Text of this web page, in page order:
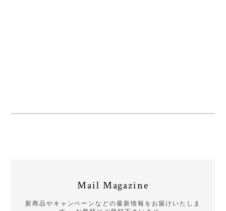
Mail Magazine
新商品やキャンペーンなどの最新情報をお届けいたしま